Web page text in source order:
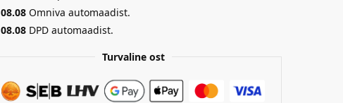
08.08Omniva automaadist.
08.08DPD automaadist.
Turvaline ost